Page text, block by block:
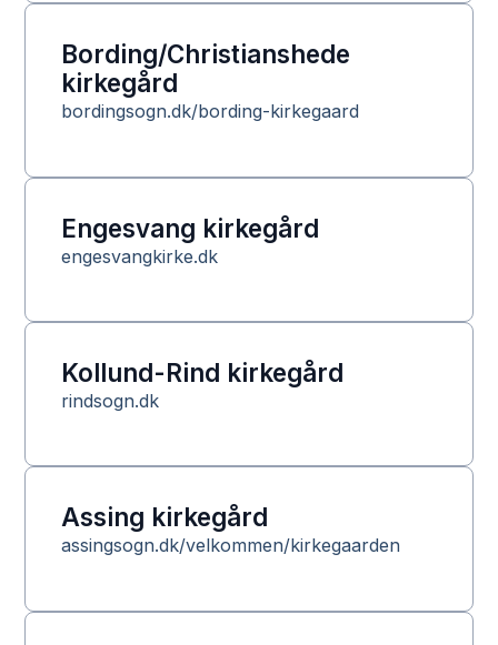
Bording/Christianshede
kirkegård
bordingsogn.dk/bording-kirkegaard
Engesvang kirkegård
engesvangkirke.dk
Kollund-Rind kirkegård
rindsogn.dk
Assing kirkegård
assingsogn.dk/velkommen/kirkegaarden